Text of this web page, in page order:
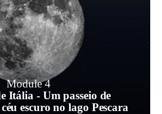
Module 4
Itália - Um passeio de
escuro no lago Pescara
são um ótimo
explorar a natureza, o
estrelas, a vegetação e
Aqui é descrita uma